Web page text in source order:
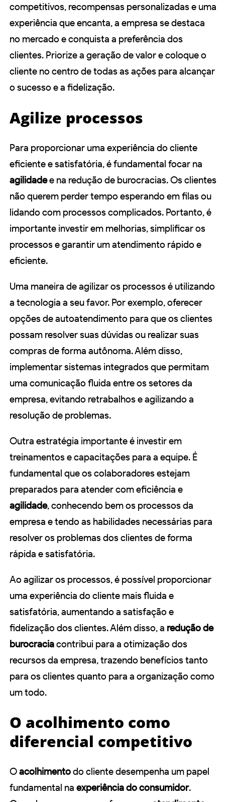
competitivos, recompensas personalizadas e uma
experiência que encanta, a empresa se destaca
no mercado e conquista a preferência dos
clientes. Priorize a geração de valor e coloque o
cliente no centro de todas as ações para alcançar
o sucesso e a fidelização.
Agilize processos
Para proporcionar uma experiência do cliente
eficiente e satisfatória, é fundamental focar na
agilidadee na redução de burocracias. Os clientes
não querem perder tempo esperando em filas ou
lidando com processos complicados. Portanto, é
importante investir em melhorias, simplificar os
processos e garantir um atendimento rápido e
eficiente.
Uma maneira de agilizar os processos é utilizando
a tecnologia a seu favor. Por exemplo, oferecer
opções de autoatendimento para que os clientes
possam resolver suas dúvidas ou realizar suas
compras de forma autônoma. Além disso,
implementar sistemas integrados que permitam
uma comunicação fluida entre os setores da
empresa, evitando retrabalhos e agilizando a
resolução de problemas.
Outra estratégia importante é investir em
treinamentos e capacitações para a equipe. É
fundamental que os colaboradores estejam
preparados para atender com eficiência e
agilidade, conhecendo bem os processos da
empresa e tendo as habilidades necessárias para
resolver os problemas dos clientes de forma
rápida e satisfatória.
Ao agilizar os processos, é possível proporcionar
uma experiência do cliente mais fluida e
satisfatória, aumentando a satisfação e
fidelização dos clientes. Além disso, a redução de
burocraciacontribui para a otimização dos
recursos da empresa, trazendo benefícios tanto
para os clientes quanto para a organização como
um todo.
O acolhimento como
diferencial competitivo
Oacolhimentodo cliente desempenha um papel
fundamental na experiência do consumidor.